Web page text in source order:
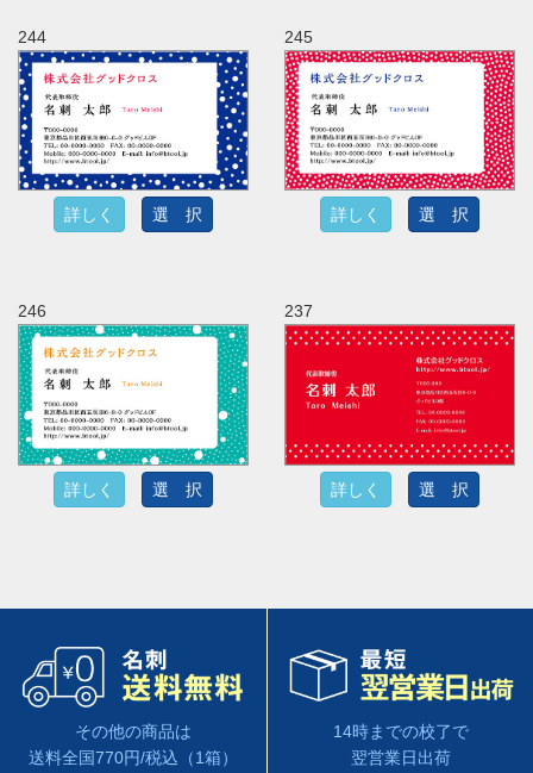
244
詳しく 選 択
245
詳しく 選 択
246
詳しく 選 択
237
詳しく 選 択
その他の商品は
送料全国770円/税込（1箱）
14時までの校了で
翌営業日出荷